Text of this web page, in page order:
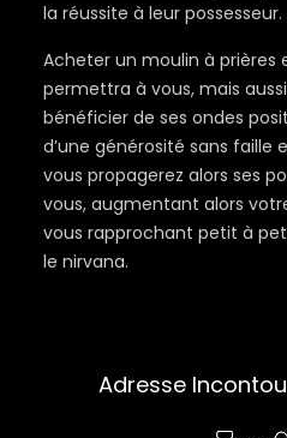
la réussite à leur possesseur.
Acheter un moulin à prières
permettra à vous, mais
bénéficier de ses ondes
d’une générosité sans faille
vous propagerez alors ses
vous, augmentant alors
vous rapprochant petit à
le nirvana.
Adresse